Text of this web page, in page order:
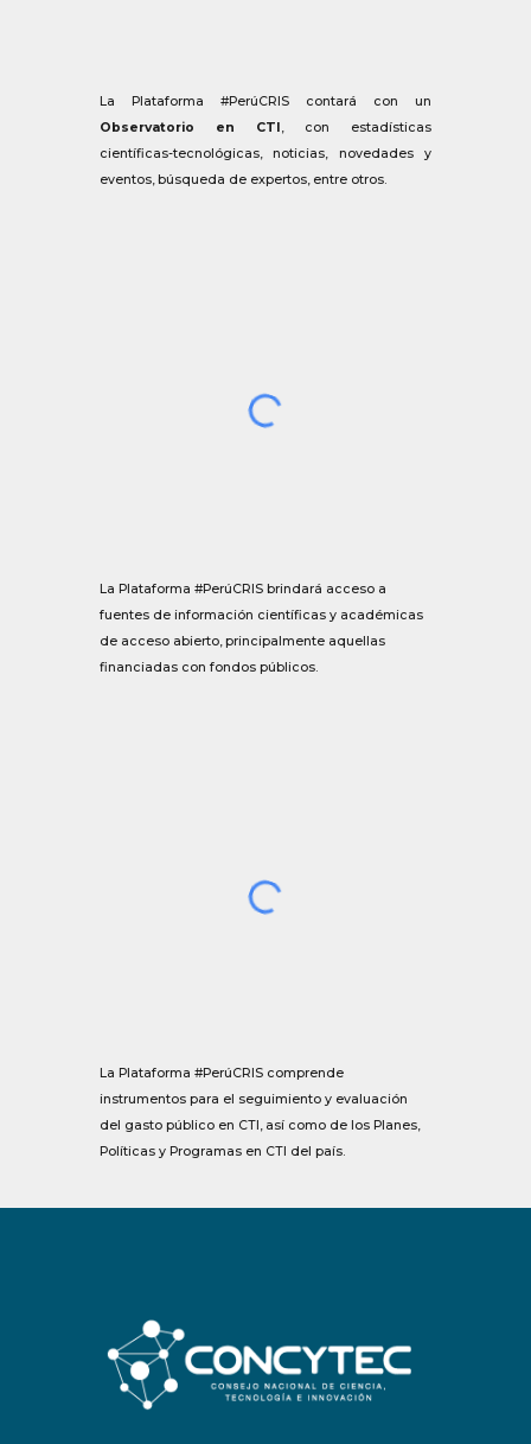
La Plataforma #PerúCRIS contará con un
Observatorio en CTI , con estadísticas
científicas-tecnológicas, noticias, novedades y
eventos, búsqueda de expertos, entre otros.
La Plataforma #PerúCRIS brindará acceso a
fuentes de información científicas y académicas
de acceso abierto, principalmente aquellas
financiadas con fondos públicos.
La Plataforma #PerúCRIS comprende
instrumentos para el seguimiento y evaluación
del gasto público en CTI, así como de los Planes,
Políticas y Programas en CTI del país.